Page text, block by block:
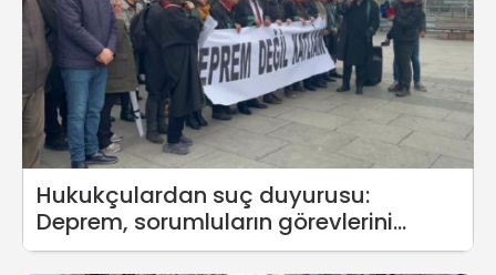
Hukukçulardan suç duyurusu:
Deprem, sorumluların görevlerini
yerine getirmemeleri ve ihmalleri